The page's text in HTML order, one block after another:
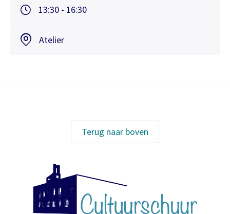
13:30 - 16:30
Atelier
Terug naar boven